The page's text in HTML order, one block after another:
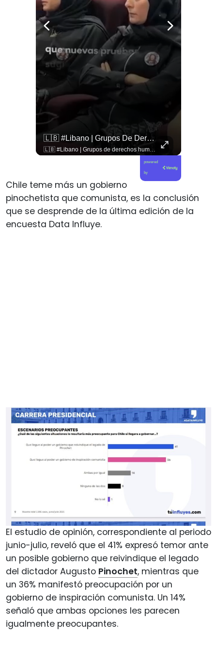
🇱🇧 #Libano | Grupos De Derechos Humanos Presentan Pruebas Sobre El Asesinato De La Periodista Libanesa Amal Khalil, Asesinada Por Israel.
🇱🇧 #Libano | Grupos de derechos humanos presentan pruebas sobre el asesinato de la periodista libanesa Amal Khalil, asesinada por Israel.
powered
by
Chile teme más un gobierno
pinochetista que comunista, es la conclusión
que se desprende de la última edición de la
encuesta Data Influye.
El estudio de opinión, correspondiente al periodo
junio-julio, reveló que el 41% expresó temor ante
un posible gobierno que reivindique el legado
del dictador Augusto Pinochet, mientras que
un 36% manifestó preocupación por un
gobierno de inspiración comunista. Un 14%
señaló que ambas opciones les parecen
igualmente preocupantes.